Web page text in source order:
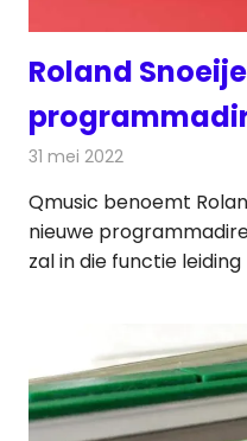
Roland
31 mei 2022
Qmusic benoemt
nieuwe
zal in die functie leiding